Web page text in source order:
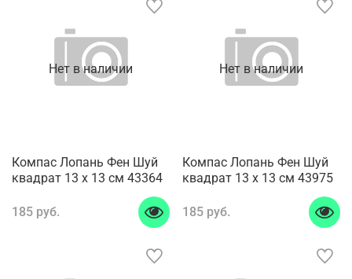
Нет в наличии
Компас Лопань Фен Шуй
квадрат 13 x 13 см 43364
185 руб.
Нет в наличии
Компас Лопань Фен Шуй
квадрат 13 x 13 см 43975
185 руб.